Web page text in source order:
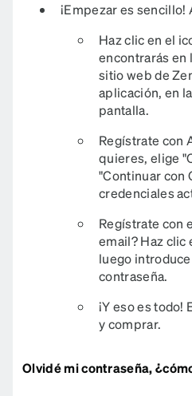
¡Empezar es sencillo!
Haz clic en el
encontrarás en
sitio web de
aplicación, en
pantalla.
Regístrate con
quieres, elige
"Continuar con
credenciales
Regístrate con
email? Haz clic
luego
contraseña.
¡Y eso es
y comprar.
Olvidé mi contraseña,